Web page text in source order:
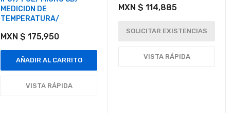
MEDICION DE
TEMPERATURA/
MXN $ 175,950
AÑADIR AL CARRITO
VISTA RÁPIDA
MXN $ 114,885
SOLICITAR EXISTENCIAS
VISTA RÁPIDA